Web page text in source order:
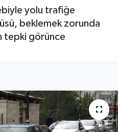
yolu trafiğe
beklemek zorunda
tepki görünce